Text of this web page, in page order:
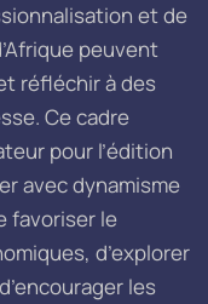
et de
peuvent
réfléchir à des
Ce cadre
pour l’édition
avec dynamisme
favoriser le
d’explorer
les